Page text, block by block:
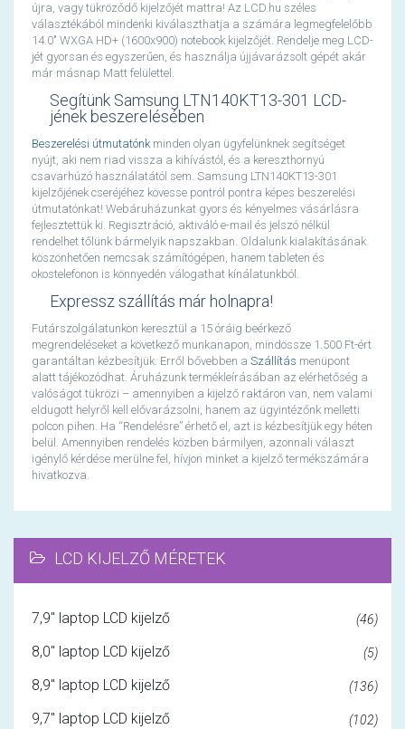
újra, vagy tükröződő kijelzőjét mattra! Az LCD.hu széles
választékából mindenki kiválaszthatja a számára legmegfelelőbb
14.0" WXGA HD+ (1600x900) notebook kijelzőjét. Rendelje meg LCD-
jét gyorsan és egyszerűen, és használja újjávarázsolt gépét akár
már másnap Matt felülettel.
Segítünk Samsung LTN140KT13-301 LCD-
jének beszerelésében
Beszerelési útmutatónkminden olyan ügyfelünknek segítséget
nyújt, aki nem riad vissza a kihívástól, és a kereszthornyú
csavarhúzó használatától sem. Samsung LTN140KT13-301
kijelzőjének cseréjéhez kövesse pontról pontra képes beszerelési
útmutatónkat! Webáruházunkat gyors és kényelmes vásárlásra
fejlesztettük ki. Regisztráció, aktiváló e-mail és jelszó nélkül
rendelhet tőlünk bármelyik napszakban. Oldalunk kialakításának
köszönhetően nemcsak számítógépen, hanem tableten és
okostelefonon is könnyedén válogathat kínálatunkból.
Expressz szállítás már holnapra!
Futárszolgálatunkon keresztül a 15 óráig beérkező
megrendeléseket a következő munkanapon, mindössze 1.500 Ft-ért
garantáltan kézbesítjük. Erről bővebben a Szállítás menüpont
alatt tájékozódhat. Áruházunk termékleírásában az elérhetőség a
valóságot tükrözi – amennyiben a kijelző raktáron van, nem valami
eldugott helyről kell elővarázsolni, hanem az ügyintézőnk melletti
polcon pihen. Ha “Rendelésre” érhető el, azt is kézbesítjük egy héten
belül. Amennyiben rendelés közben bármilyen, azonnali választ
igénylő kérdése merülne fel, hívjon minket a kijelző termékszámára
hivatkozva.
LCD KIJELZŐ MÉRETEK
7,9" laptop LCD kijelző (46)
8,0" laptop LCD kijelző (5)
8,9" laptop LCD kijelző (136)
9,7" laptop LCD kijelző (102)